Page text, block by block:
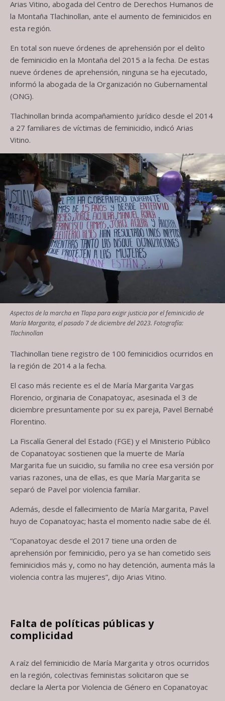
Arias Vitino, abogada del Centro de Derechos Humanos de
la Montaña Tlachinollan, ante el aumento de feminicidos en
esta región.
En total son nueve órdenes de aprehensión por el delito
de feminicidio en la Montaña del 2015 a la fecha. De estas
nueve órdenes de aprehensión, ninguna se ha ejecutado,
informó la abogada de la Organización no Gubernamental
(ONG).
Tlachinollan brinda acompañamiento jurídico desde el 2014
a 27 familiares de víctimas de feminicidio, indicó Arias
Vitino.
Aspectos de la marcha en Tlapa para exigir justicia por el feminicidio de
María Margarita, el pasado 7 de diciembre del 2023. Fotografía:
Tlachinollan
Tlachinollan tiene registro de 100 feminicidios ocurridos en
la región de 2014 a la fecha.
El caso más reciente es el de María Margarita Vargas
Florencio, orginaria de Conapatoyac, asesinada el 3 de
diciembre presuntamente por su ex pareja, Pavel Bernabé
Florentino.
La Fiscalía General del Estado (FGE) y el Ministerio Público
de Copanatoyac sostienen que la muerte de María
Margarita fue un suicidio, su familia no cree esa versión por
varias razones, una de ellas, es que María Margarita se
separó de Pavel por violencia familiar.
Además, desde el fallecimiento de María Margarita, Pavel
huyo de Copanatoyac; hasta el momento nadie sabe de él.
“Copanatoyac desde el 2017 tiene una orden de
aprehensión por feminicidio, pero ya se han cometido seis
feminicidios más y, como no hay detención, aumenta más la
violencia contra las mujeres”, dijo Arias Vitino.
Falta de políticas públicas y
complicidad
A raíz del feminicidio de María Margarita y otros ocurridos
en la región, colectivas feministas solicitaron que se
declare la Alerta por Violencia de Género en Copanatoyac